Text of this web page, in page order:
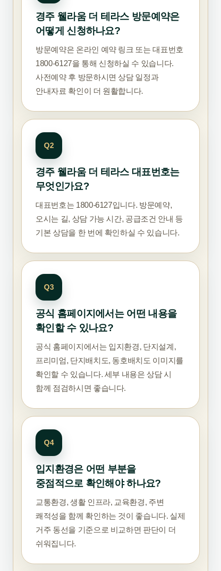
경주 웰라움 더 테라스 방문예약은
어떻게 신청하나요?
방문예약은 온라인 예약 링크 또는 대표번호
1800-6127을 통해 신청하실 수 있습니다.
사전예약 후 방문하시면 상담 일정과
안내자료 확인이 더 원활합니다.
Q2
경주 웰라움 더 테라스 대표번호는
무엇인가요?
대표번호는 1800-6127입니다. 방문예약,
오시는 길, 상담 가능 시간, 공급조건 안내 등
기본 상담을 한 번에 확인하실 수 있습니다.
Q3
공식 홈페이지에서는 어떤 내용을
확인할 수 있나요?
공식 홈페이지에서는 입지환경, 단지설계,
프리미엄, 단지배치도, 동호배치도 이미지를
확인할 수 있습니다. 세부 내용은 상담 시
함께 점검하시면 좋습니다.
Q4
입지환경은 어떤 부분을
중점적으로 확인해야 하나요?
교통환경, 생활 인프라, 교육환경, 주변
쾌적성을 함께 확인하는 것이 좋습니다. 실제
거주 동선을 기준으로 비교하면 판단이 더
쉬워집니다.